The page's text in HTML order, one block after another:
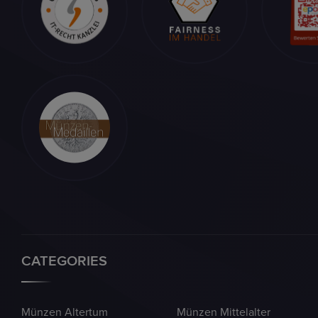
CATEGORIES
Münzen Altertum Münzen Mittelalter